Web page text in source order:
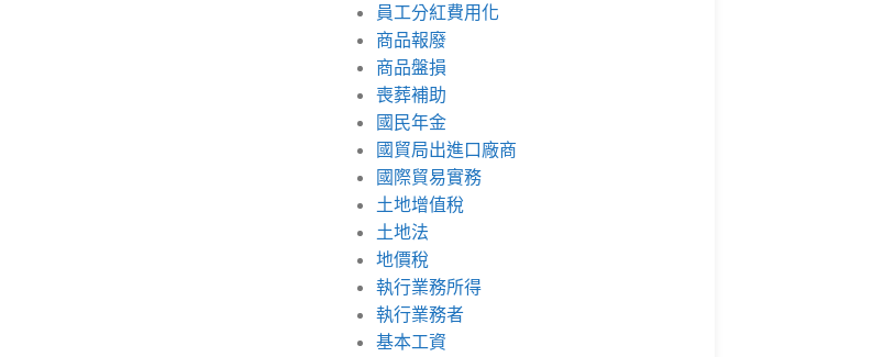
員工分紅費用化
商品報廢
商品盤損
喪葬補助
國民年金
國貿局出進口廠商
國際貿易實務
土地增值稅
土地法
地價稅
執行業務所得
執行業務者
基本工資